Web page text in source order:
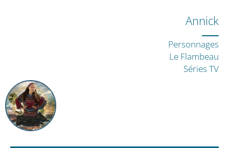
Annick
Personnages
Le Flambeau
Séries TV